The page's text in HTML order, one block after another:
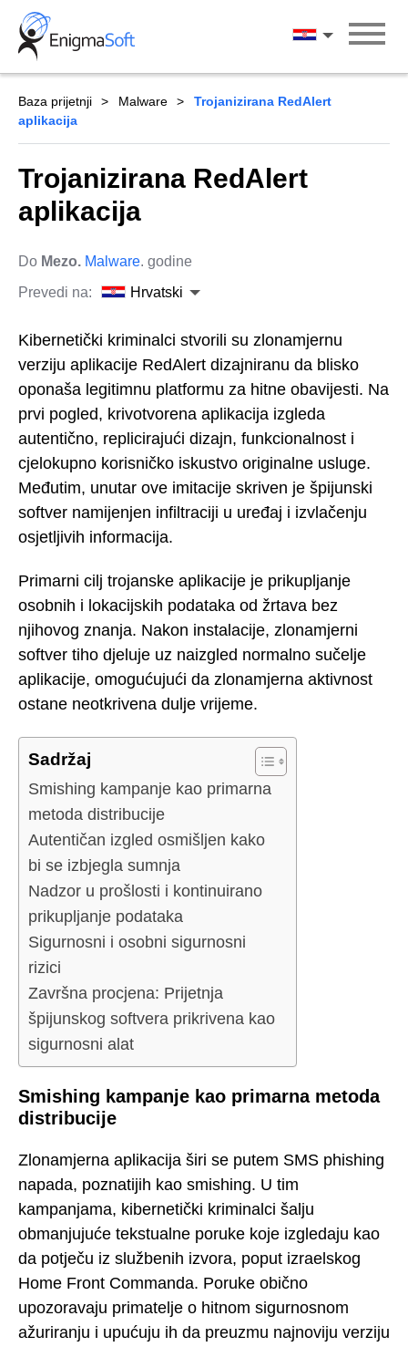
Skip
content
Hrvatski
Baza prijetnji Malware
Trojanizirana RedAlert
aplikacija
Trojanizirana RedAlert
aplikacija
Do Mezo. Malware. godine
Prevedi na:
Hrvatski
Kibernetički kriminalci stvorili su zlonamjernu
verziju aplikacije RedAlert dizajniranu da blisko
oponaša legitimnu platformu za hitne obavijesti. Na
prvi pogled, krivotvorena aplikacija izgleda
autentično, replicirajući dizajn, funkcionalnost i
cjelokupno korisničko iskustvo originalne usluge.
Međutim, unutar ove imitacije skriven je špijunski
softver namijenjen infiltraciji u uređaj i izvlačenju
osjetljivih informacija.
Primarni cilj trojanske aplikacije je prikupljanje
osobnih i lokacijskih podataka od žrtava bez
njihovog znanja. Nakon instalacije, zlonamjerni
softver tiho djeluje uz naizgled normalno sučelje
aplikacije, omogućujući da zlonamjerna aktivnost
ostane neotkrivena dulje vrijeme.
Sadržaj
Smishing kampanje kao primarna
metoda distribucije
Autentičan izgled osmišljen kako
bi se izbjegla sumnja
Nadzor u prošlosti i kontinuirano
prikupljanje podataka
Sigurnosni i osobni sigurnosni
rizici
Završna procjena: Prijetnja
špijunskog softvera prikrivena kao
sigurnosni alat
Smishing kampanje kao primarna metoda
distribucije
Zlonamjerna aplikacija širi se putem SMS phishing
napada, poznatijih kao smishing. U tim
kampanjama, kibernetički kriminalci šalju
obmanjujuće tekstualne poruke koje izgledaju kao
da potječu iz službenih izvora, poput izraelskog
Home Front Commanda. Poruke obično
upozoravaju primatelje o hitnom sigurnosnom
ažuriranju i upućuju ih da preuzmu najnoviju verziju